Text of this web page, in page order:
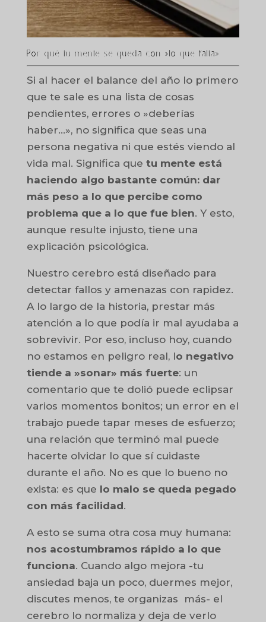
Por qué tu mente se queda con »lo que falta»
Si al hacer el balance del año lo primero
que te sale es una lista de cosas
pendientes, errores o »deberías
haber…», no significa que seas una
persona negativa ni que estés viendo al
vida mal. Significa que tu mente está
haciendo algo bastante común: dar
más peso a lo que percibe como
problema que a lo que fue bien. Y esto,
aunque resulte injusto, tiene una
explicación psicológica.
Nuestro cerebro está diseñado para
detectar fallos y amenazas con rapidez.
A lo largo de la historia, prestar más
atención a lo que podía ir mal ayudaba a
sobrevivir. Por eso, incluso hoy, cuando
no estamos en peligro real, lo negativo
tiende a »sonar» más fuerte: un
comentario que te dolió puede eclipsar
varios momentos bonitos; un error en el
trabajo puede tapar meses de esfuerzo;
una relación que terminó mal puede
hacerte olvidar lo que sí cuidaste
durante el año. No es que lo bueno no
exista: es que lo malo se queda pegado
con más facilidad.
A esto se suma otra cosa muy humana:
nos acostumbramos rápido a lo que
funciona. Cuando algo mejora -tu
ansiedad baja un poco, duermes mejor,
discutes menos, te organizas más- el
cerebro lo normaliza y deja de verlo